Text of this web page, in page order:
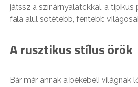
játssz a színárnyalatokkal, a
fala alul sötétebb, fentebb
A rusztikus stílus örök
Bár már annak a békebeli világnak